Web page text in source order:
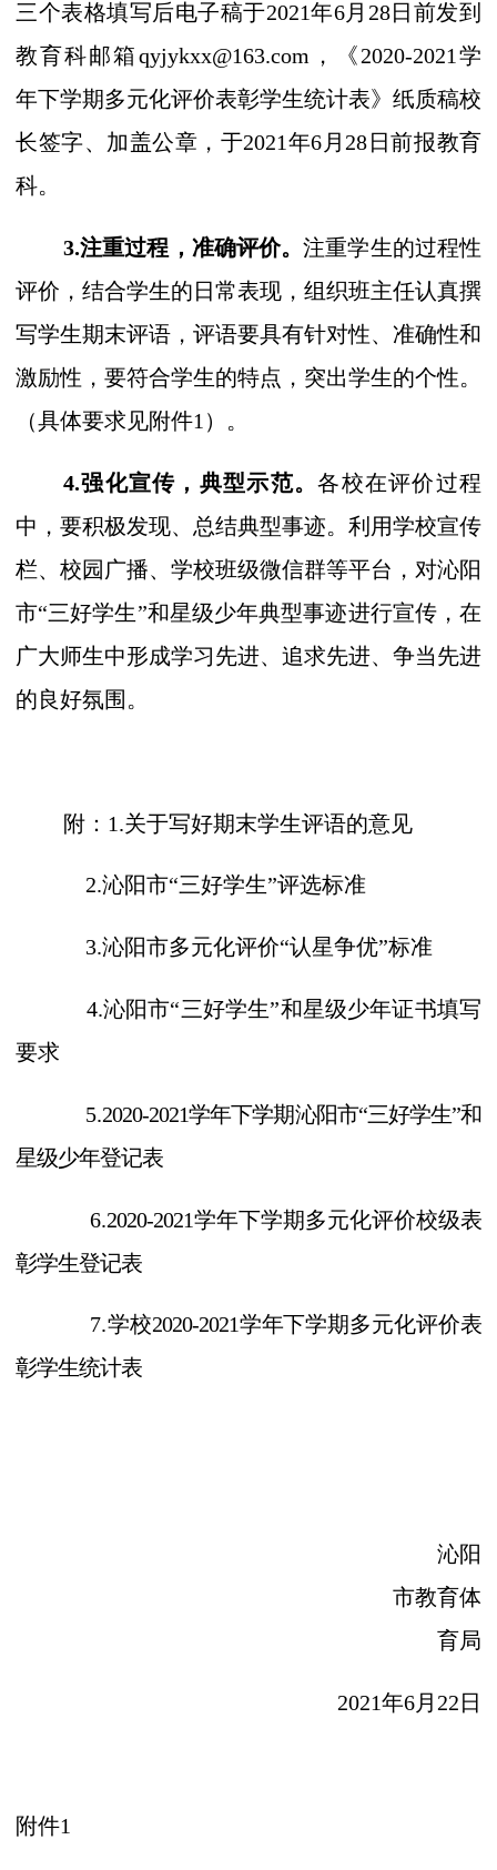
三个表格填写后电子稿于2021年6月28日前发到
教育科邮箱qyjykxx@163.com，《2020-2021学
年下学期多元化评价表彰学生统计表》纸质稿校
长签字、加盖公章， 于2021年6月28日前报教育
科。
3.注重过程，准确评价。注重学生的过程性
评价，结合学生的日常表现，组织班主任认真撰
写学生期末评语，评语要具有针对性、准确性和
激励性，要符合学生的特点，突出学生的个性。
（具体要求见附件1）。
4.强化宣传，典型示范。各校在评价过程
中，要积极发现、总结典型事迹。利用学校宣传
栏、校园广播、学校班级微信群等平台，对沁阳
市“三好学生”和星级少年典型事迹进行宣传，在
广大师生中形成学习先进、追求先进、争当先进
的良好氛围。
附： 1.关于写好期末学生评语的意见
2.沁阳市“三好学生”评选标准
3.沁阳市多元化评价“认星争优”标准
4.沁阳市“三好学生”和星级少年证书填写
要求
5.2020-2021学年下学期沁阳市“三好学生”和
星级少年登记表
6.2020-2021学年下学期多元化评价校级表
彰学生登记表
7.学校2020-2021学年下学期多元化评价表
彰学生统计表
沁阳
市教育体
育局
2021年6月 22 日
附件1